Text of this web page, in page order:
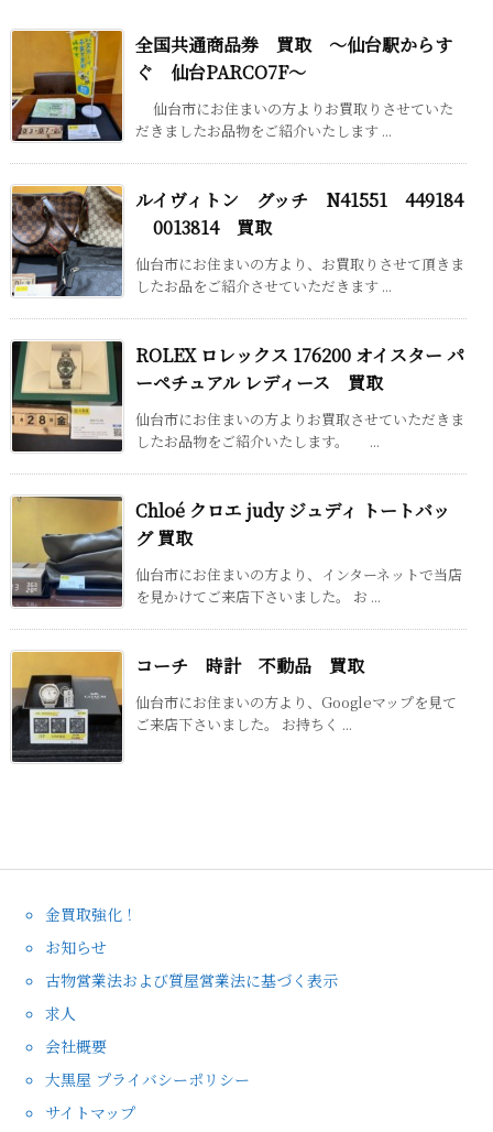
全国共通商品券 買取 ～仙台駅からす
ぐ 仙台PARCO7F～
仙台市にお住まいの方よりお買取りさせていた
だきましたお品物をご紹介いたします ...
ルイヴィトン グッチ N41551 449184
0013814 買取
仙台市にお住まいの方より、お買取りさせて頂きま
したお品をご紹介させていただきます ...
ROLEX ロレックス 176200 オイスター パ
ーペチュアル レディース 買取
仙台市にお住まいの方よりお買取させていただきま
したお品物をご紹介いたします。 ...
Chloé クロエ judy ジュディ トートバッ
グ 買取
仙台市にお住まいの方より、インターネットで当店
を見かけてご来店下さいました。 お ...
コーチ 時計 不動品 買取
仙台市にお住まいの方より、Googleマップを見て
ご来店下さいました。 お持ちく ...
金買取強化！
お知らせ
古物営業法および質屋営業法に基づく表示
求人
会社概要
大黒屋 プライバシーポリシー
サイトマップ